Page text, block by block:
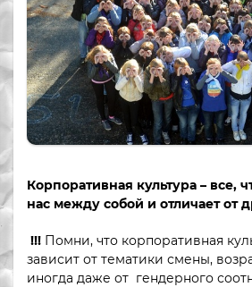
Корпоративная культура – все,
нас между собой и отличает от
!!! Помни, что корпоративная
зависит от тематики смены,
иногда даже от гендерного